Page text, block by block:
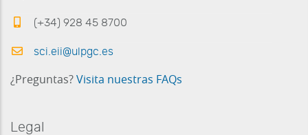
(+34) 928 45 8700
sci.eii@ulpgc.es
¿Preguntas? Visita nuestras FAQs
Legal